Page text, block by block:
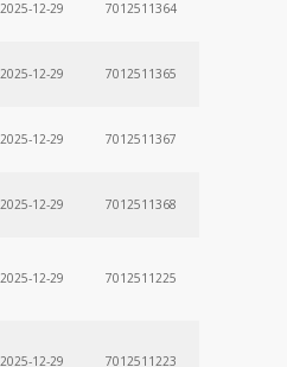
2025-12-29 7012511364
2025-12-29 7012511365
2025-12-29 7012511367
2025-12-29 7012511368
2025-12-29 7012511225
2025-12-29 7012511223